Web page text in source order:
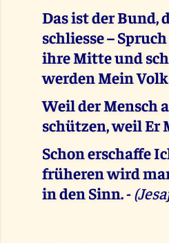
Das ist der Bund,
schliesse –
ihre Mitte und
werden Mein
Weil der Mensch
schützen, weil Er
Schon erschaffe
früheren wird
in den Sinn. -